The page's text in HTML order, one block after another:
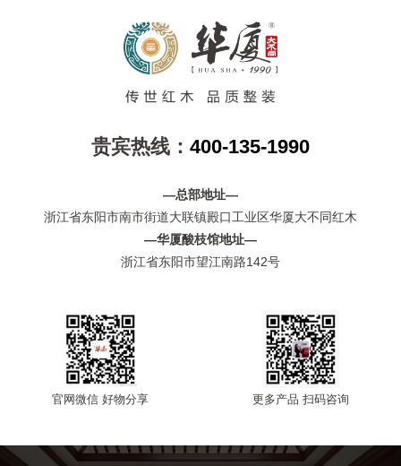
贵宾热线： 400-135-1990
—总部地址—
浙江省东阳市南市街道大联镇殿口工业区华厦大不同红木
—华厦酸枝馆地址—
浙江省东阳市望江南路142号
官网微信 好物分享 更多产品 扫码咨询